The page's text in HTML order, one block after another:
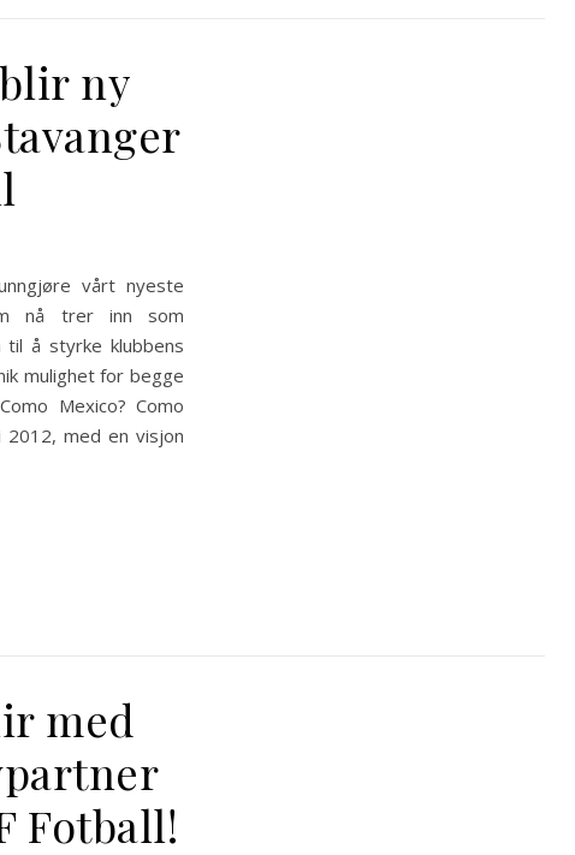
ny
vårt nyeste
nå trer inn som
til å styrke klubbens
mulighet for begge
Mexico? Como
med en visjon
med
Fotball!